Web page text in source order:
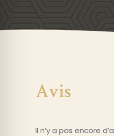
Avis
Il n’y a pas encore